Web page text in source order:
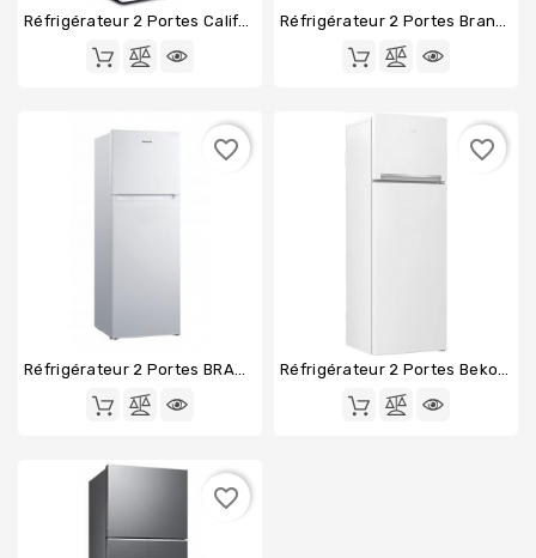
Réfrigérateur 2 Portes California CRF206P2W Réfrigérateur 2 Portes Brandt BFD4522EW
Réfrigérateur 2 Portes BRANDT BFD7611EW
favorite_border
Réfrigérateur 2 Portes Beko RDSE465K40WN
favorite_border
favorite_border